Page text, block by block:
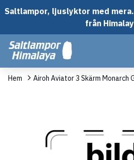
Saltlampor, ljuslyktor med
från
Hem Airoh Aviator 3 Skärm Monarch